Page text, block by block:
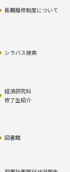
長期履修制度について
シラバス検索
経済研究科
修了生紹介
図書館